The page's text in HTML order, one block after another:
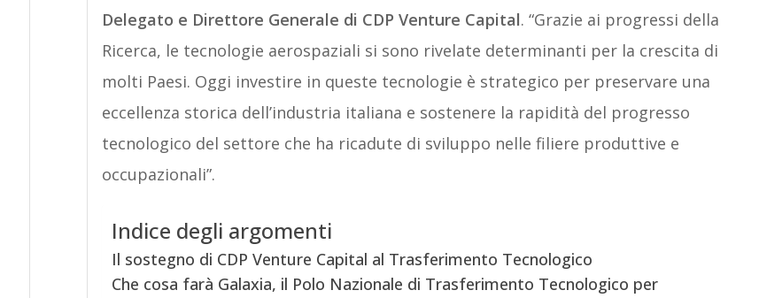
Delegato e Direttore Generale di CDP Venture Capital. “Grazie ai progressi della
Ricerca, le tecnologie aerospaziali si sono rivelate determinanti per la crescita di
molti Paesi. Oggi investire in queste tecnologie è strategico per preservare una
eccellenza storica dell’industria italiana e sostenere la rapidità del progresso
tecnologico del settore che ha ricadute di sviluppo nelle filiere produttive e
occupazionali”.
Indice degli argomenti
Il sostegno di CDP Venture Capital al Trasferimento Tecnologico
Che cosa farà Galaxia, il Polo Nazionale di Trasferimento Tecnologico per